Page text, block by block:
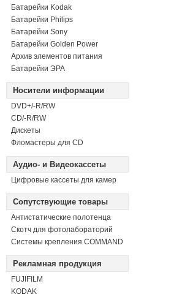
Батарейки Kodak
Батарейки Philips
Батарейки Sony
Батарейки Golden Power
Архив элементов питания
Батарейки ЭРА
Носители информации
DVD+/-R/RW
СD/-R/RW
Дискеты
Фломастеры для CD
Аудио- и Видеокассеты
Цифровые кассеты для камер
Сопутствующие товары
Антистатические полотенца
Скотч для фотолабораторий
Системы крепления COMMAND
Рекламная продукция
FUJIFILM
KODAK